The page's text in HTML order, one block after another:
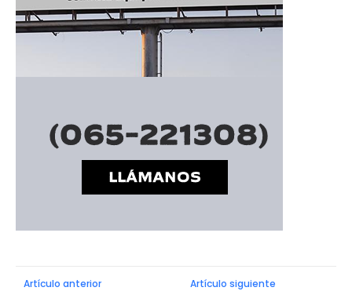
Artículo anterior Artículo siguiente